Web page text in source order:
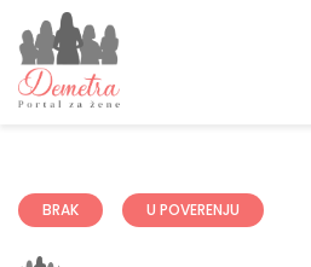
BRAK U POVERENJU